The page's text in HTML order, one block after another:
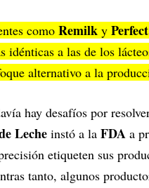
como Remilk y
idénticas a las de los
alternativo a la
hay desafíos por
Leche instó a la FDA a
etiqueten sus
tanto, algunos